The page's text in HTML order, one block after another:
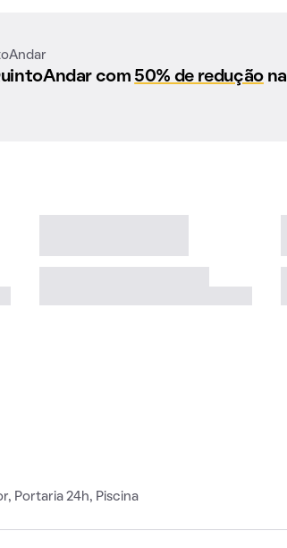
com 50% de reduçãona
Portaria 24h, Piscina